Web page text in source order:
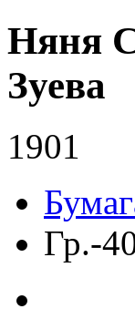
Няня
Зуева
1901
Гр.-